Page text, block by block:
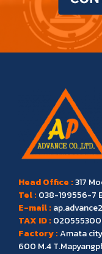
Head Office :317
Tel : 038-199556-7
E-mail :
TAX ID :
Factory :Amata city
600 M.4